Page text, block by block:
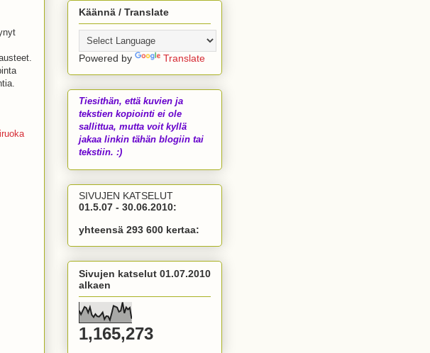
Käännä / Translate
Powered by Translate
Tiesithän, että kuvien ja
tekstien kopiointi ei ole
sallittua, mutta voit kyllä
jakaa linkin tähän blogiin tai
tekstiin. :)
SIVUJEN KATSELUT
01.5.07 - 30.06.2010:
yhteensä 293 600 kertaa:
Sivujen katselut 01.07.2010
alkaen
1,165,273